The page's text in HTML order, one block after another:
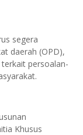
segera
daerah (OPD),
persoalan-
Khusus